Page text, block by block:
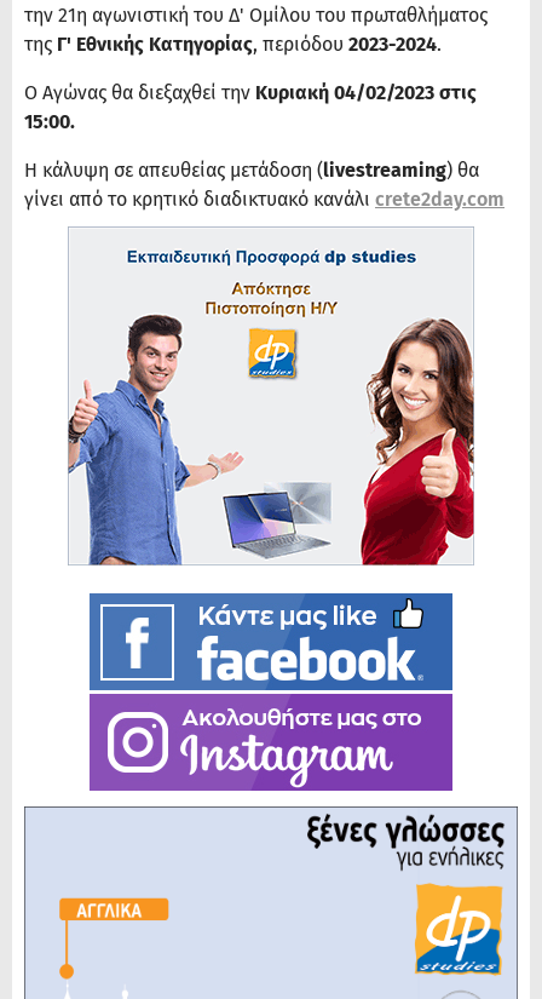
την 21η αγωνιστική του Δ' Ομίλου του πρωταθλήματος
της Γ' Εθνικής Κατηγορίας, περιόδου 2023-2024.
Ο Αγώνας θα διεξαχθεί την Κυριακή 04/02/2023 στις
15:00.
Η κάλυψη σε απευθείας μετάδοση (livestreaming) θα
γίνει από το κρητικό διαδικτυακό κανάλι crete2day.com